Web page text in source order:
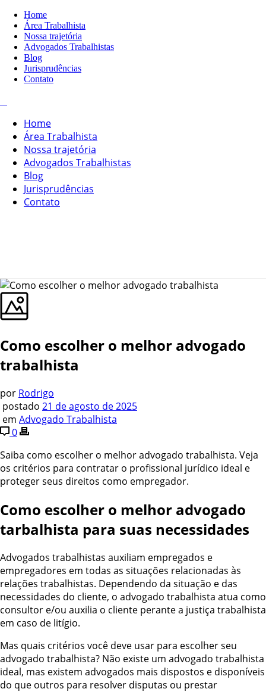
Home
Área Trabalhista
Nossa trajetória
Advogados Trabalhistas
Blog
Jurisprudências
Contato
Home
Área Trabalhista
Nossa trajetória
Advogados Trabalhistas
Blog
Jurisprudências
Contato
Como escolher o melhor advogado
trabalhista
por Rodrigo
postado 21 de agosto de 2025
em Advogado Trabalhista
0
Saiba como escolher o melhor advogado trabalhista. Veja
os critérios para contratar o profissional jurídico ideal e
proteger seus direitos como empregador.
Como escolher o melhor advogado
tarbalhista para suas necessidades
Advogados trabalhistas auxiliam empregados e
empregadores em todas as situações relacionadas às
relações trabalhistas. Dependendo da situação e das
necessidades do cliente, o advogado trabalhista atua como
consultor e/ou auxilia o cliente perante a justiça trabalhista
em caso de litígio.
Mas quais critérios você deve usar para escolher seu
advogado trabalhista? Não existe um advogado trabalhista
ideal, mas existem advogados mais dispostos e disponíveis
do que outros para resolver disputas ou prestar